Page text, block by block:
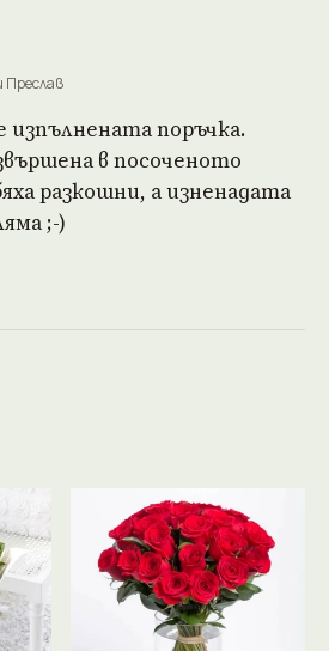
Преслав
изпълнената поръчка.
в посоченото
разкошни, а изненадата
;-)